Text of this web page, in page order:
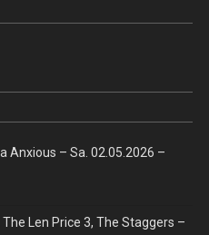
Anxious – Sa. 02.05.2026 –
Len Price 3, The Staggers –